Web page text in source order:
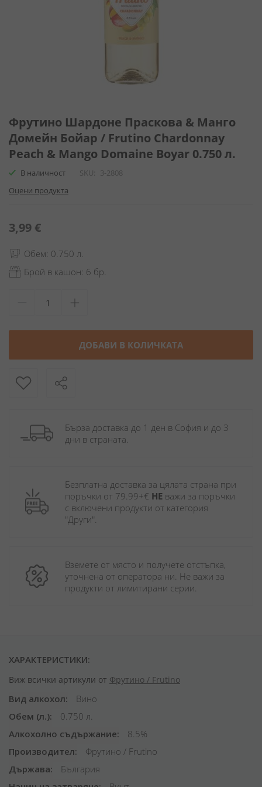
към
началото
на
галерия
снимки
Фрутино Шардоне Праскова & Манго
Домейн Бойар / Frutino Chardonnay
Peach & Mango Domaine Boyar 0.750 л.
В наличност SKU
3-2808
Оцени продукта
3,99 €
Обем: 0.750 л.
Брой в кашон: 6 бр.
ДОБАВИ В КОЛИЧКАТА
Бърза доставка до 1 ден в София и до 3
дни в страната.
Безплатна доставка за цялата страна при
поръчки от 79.99+€ НЕ важи за поръчки
с включени продукти от категория
"Други".
Вземете от място и получете отстъпка,
уточнена от оператора ни. Не важи за
продукти от лимитирани серии.
ХАРАКТЕРИСТИКИ:
Виж всички артикули от Фрутино / Frutino
Вид алкохол
Вино
Обем (л.)
0.750 л.
Алкохолно съдържание
8.5%
Производител
Фрутино / Frutino
Държава
България